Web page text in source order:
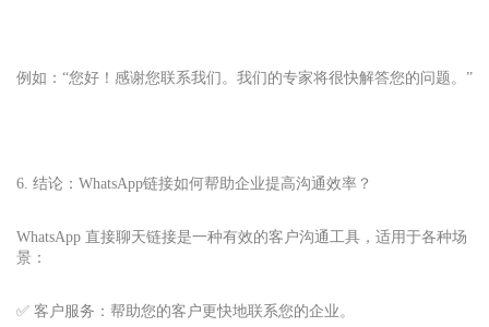
例如：“您好！感谢您联系我们。我们的专家将很快解答您的问题。”
6. 结论：WhatsApp链接如何帮助企业提高沟通效率？
WhatsApp 直接聊天链接是一种有效的客户沟通工具，适用于各种场
景：
✅ 客户服务：帮助您的客户更快地联系您的企业。